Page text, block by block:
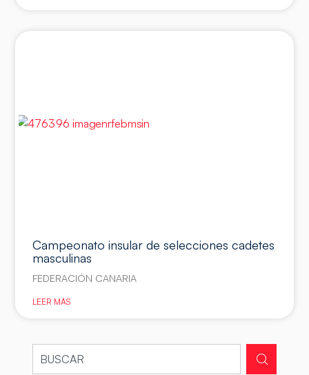
Campeonato insular de selecciones cadetes
masculinas
FEDERACIÓN CANARIA
LEER MÁS